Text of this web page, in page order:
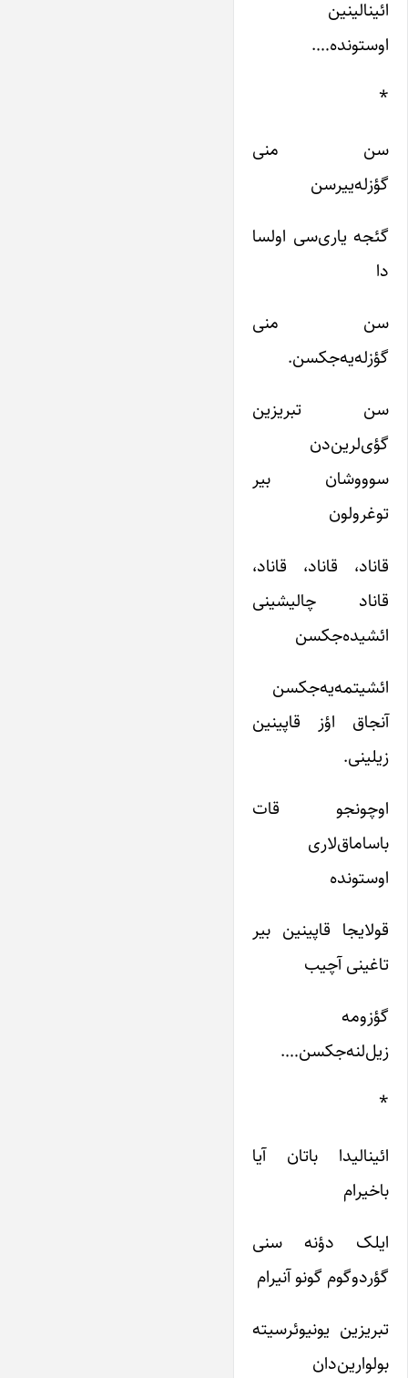
ائینالینین
اوستونده….
*
سن منی
گؤزله‌ییرسن
گئجه یاری‌سی اولسا
دا
سن منی
گؤزله‌یه‌جکسن.
سن تبریزین
گؤی‌لرین‌دن
سوووشان بیر
توغرولون
قاناد، قاناد، قاناد،
قاناد چالیشینی
ائشیده‌جکسن
ائشیتمه‌یه‌جکسن
آنجاق اؤز قاپینین
زیلینی.
اوچونجو قات
باساماق‌لاری
اوستونده
قولایجا قاپینین بیر
تاغینی آچیب
گؤزومه
زیل‌لنه‌جکسن….
*
ائینا‌لیدا باتان آیا
باخیرام
ایلک دؤنه سنی
گؤردوگوم گونو آنیرام
تبریزین یونیوئرسیته
بولوارین‌دان